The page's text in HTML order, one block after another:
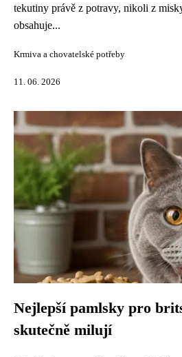
tekutiny právě z potravy, nikoli z
obsahuje...
Krmiva a chovatelské potřeby
11. 06. 2026
Nejlepší pamlsky pro
skutečně milují